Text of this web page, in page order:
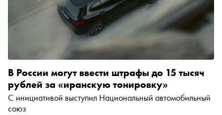
В России могут ввести штрафы до 15 тысяч
рублей за «иранскую тонировку»
С инициативой выступил Национальный автомобильный
союз